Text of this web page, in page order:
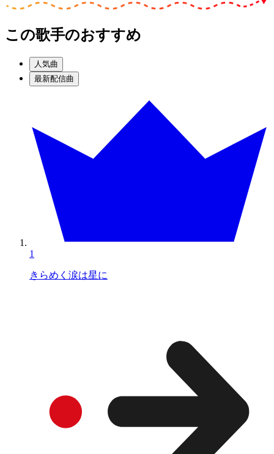
この歌手のおすすめ
人気曲
最新配信曲
1
きらめく涙は星に